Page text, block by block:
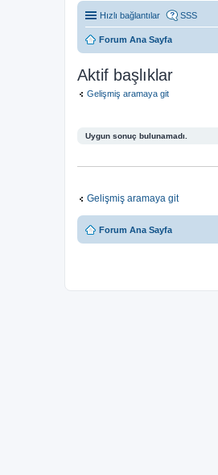
Hızlı bağlantılar SSS
Forum Ana Sayfa
Aktif başlıklar
Gelişmiş aramaya git
Uygun sonuç bulunamadı.
Gelişmiş aramaya git
Forum Ana Sayfa